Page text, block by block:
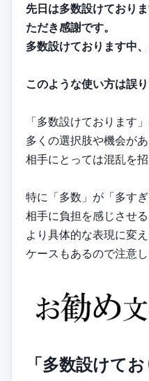
先日は多数設けており
ただき感謝です。
多数設けております中
このような使い方は誤り
「多数設けております」
多くの選択肢や機会が
相手にとっては混乱を
特に「多数」が「多す
相手に負担を感じさせる
より具体的な表現に変
ケースもあるので注意し
「多数設けて